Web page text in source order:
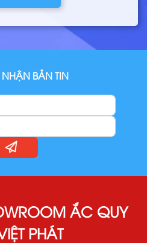
BẢN TIN
ẮC QUY
PHÁT